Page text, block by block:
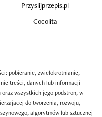
Przyslijprzepis.pl
Cocolita
pobieranie, zwielokrotnianie,
treści, danych lub informacji
wszystkich jego podstron, w
do tworzenia, rozwoju,
algorytmów lub sztucznej